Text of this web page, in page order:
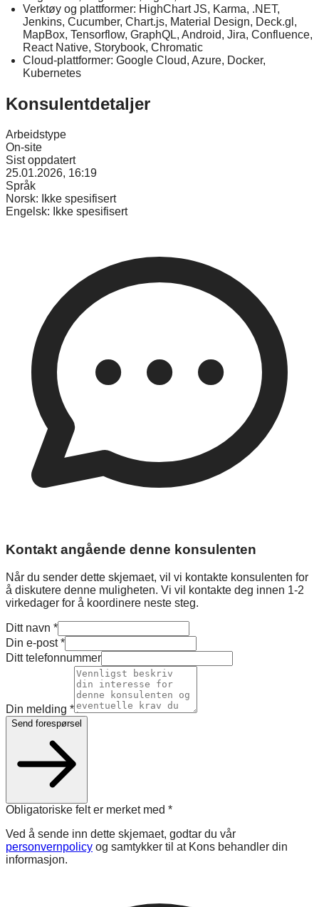
Verktøy og plattformer: HighChart JS, Karma, .NET,
Jenkins, Cucumber, Chart.js, Material Design, Deck.gl,
MapBox, Tensorflow, GraphQL, Android, Jira, Confluence,
React Native, Storybook, Chromatic
Cloud-plattformer: Google Cloud, Azure, Docker,
Kubernetes
Konsulentdetaljer
Arbeidstype
On-site
Sist oppdatert
25.01.2026, 16:19
Språk
Norsk:
Ikke spesifisert
Engelsk:
Ikke spesifisert
Kontakt angående denne konsulenten
Når du sender dette skjemaet, vil vi kontakte konsulenten for
å diskutere denne muligheten. Vi vil kontakte deg innen 1-2
virkedager for å koordinere neste steg.
Ditt navn *
Din e-post*
Ditt telefonnummer
Din melding *
Send forespørsel
Obligatoriske felt er merket med *
Ved å sende inn dette skjemaet, godtar du vår
personvernpolicy og samtykker til at Kons behandler din
informasjon.